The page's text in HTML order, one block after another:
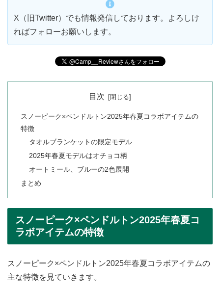
X（旧Twitter）でも情報発信しております。よろしけ
ればフォローお願いします。
目次
スノーピーク×ペンドルトン2025年春夏コラボアイテムの
特徴
タオルブランケットの限定モデル
2025年春夏モデルはオチョコ柄
オートミール、ブルーの2色展開
まとめ
スノーピーク×ペンドルトン2025年春夏コ
ラボアイテムの特徴
スノーピーク×ペンドルトン2025年春夏コラボアイテムの
主な特徴を見ていきます。